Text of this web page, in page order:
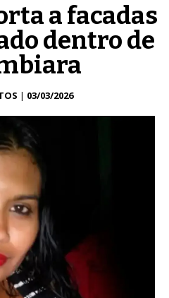
a facadas
dentro de
| 03/03/2026